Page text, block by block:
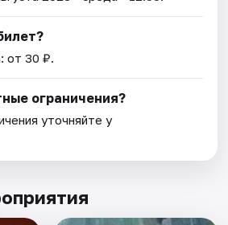
от 30 ₽.
ограничения?
уточняйте у